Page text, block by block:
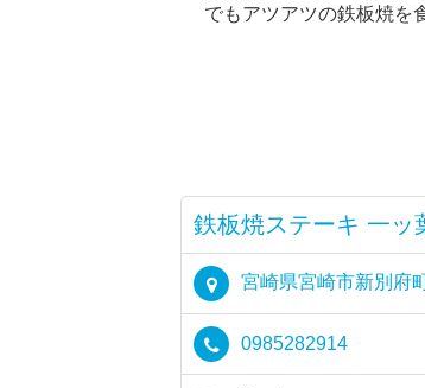
でもアツアツの鉄板焼を
鉄板焼ステーキ 一ッ
宮崎県宮崎市新別府
0985282914